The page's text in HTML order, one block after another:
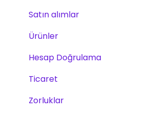
Satın alımlar
Ürünler
Hesap Doğrulama
Ticaret
Zorluklar